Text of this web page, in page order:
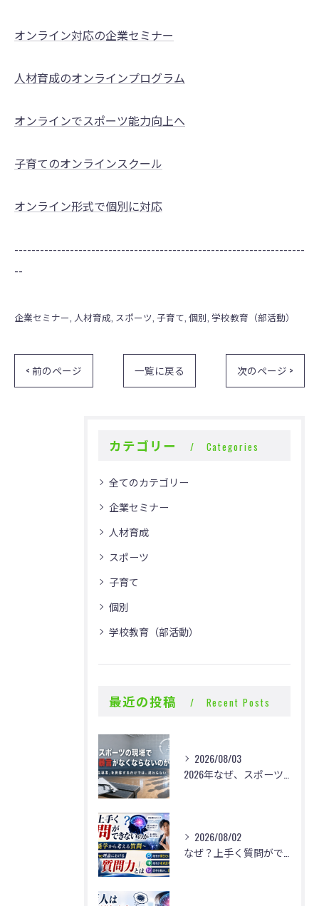
オンライン対応の企業セミナー
人材育成のオンラインプログラム
オンラインでスポーツ能力向上へ
子育てのオンラインスクール
オンライン形式で個別に対応
--------------------------------------------------------------------
--
企業セミナー 人材育成 スポーツ 子育て 個別 学校教育（部活動）
< 前のページ 一覧に戻る 次のページ >
カテゴリー Categories
全てのカテゴリー
企業セミナー
人材育成
スポーツ
子育て
個別
学校教育（部活動）
最近の投稿 Recent Posts
2026/08/03
2026/08/02